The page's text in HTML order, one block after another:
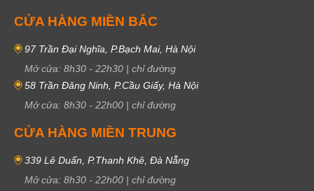
CỬA HÀNG MIỀN BẮC
97 Trần Đại Nghĩa, P.Bạch Mai, Hà Nội
Mở cửa: 8h30 - 22h30 | chỉ đường
58 Trần Đăng Ninh, P.Cầu Giấy, Hà Nội
Mở cửa: 8h30 - 22h00 | chỉ đường
CỬA HÀNG MIỀN TRUNG
339 Lê Duẩn, P.Thanh Khê, Đà Nẵng
Mở cửa: 8h30 - 22h00 | chỉ đường